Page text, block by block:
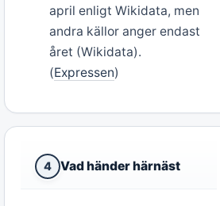
april enligt Wikidata, men
andra källor anger endast
året (Wikidata).
(Expressen)
4 Vad händer härnäst